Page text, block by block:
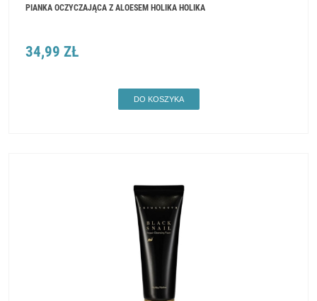
PIANKA OCZYCZAJĄCA Z ALOESEM HOLIKA HOLIKA
34,99 ZŁ
DO KOSZYKA